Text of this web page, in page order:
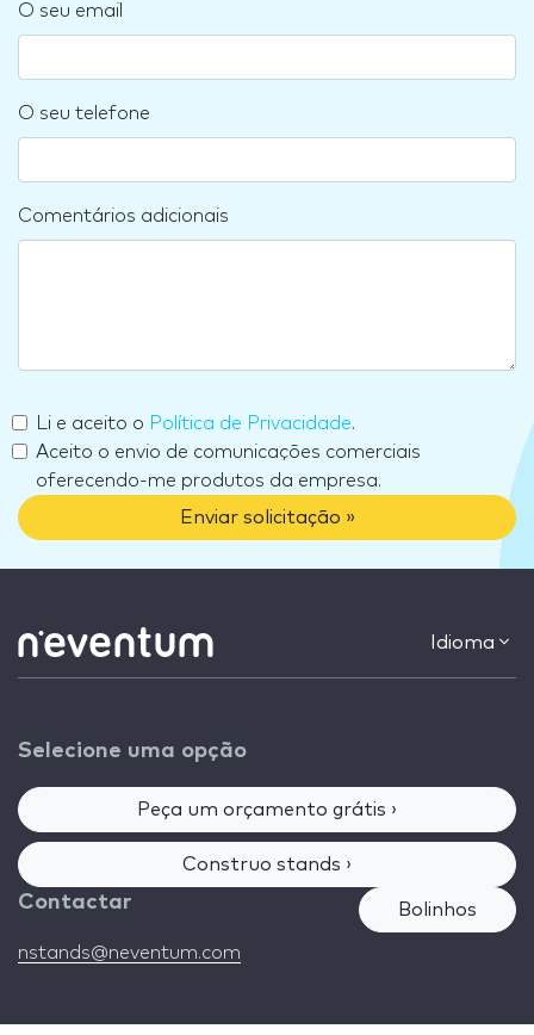
O seu email
O seu telefone
Comentários adicionais
Li e aceito o Política de Privacidade.
Aceito o envio de comunicações comerciais
oferecendo-me produtos da empresa.
Enviar solicitação »
Idioma
Selecione uma opção
Peça um orçamento grátis ›
Construo stands ›
Contactar
nstands@neventum.com
Bolinhos